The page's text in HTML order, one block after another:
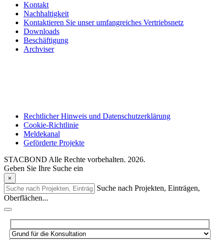
Kontakt
Nachhaltigkeit
Kontaktieren Sie unser umfangreiches Vertriebsnetz
Downloads
Beschäftigung
Archviser
Rechtlicher Hinweis und Datenschutzerklärung
Cookie-Richtlinie
Meldekanal
Geförderte Projekte
STACBOND Alle Rechte vorbehalten. 2026.
Geben Sie Ihre Suche ein
×
Suche nach Projekten, Einträgen,
Oberflächen...